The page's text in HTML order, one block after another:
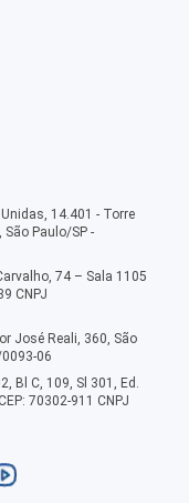
14.401 - Torre
Paulo/SP -
74 – Sala 1105
CNPJ
José Reali, 360, São
06
Bl C, 109, Sl 301, Ed.
70302-911 CNPJ